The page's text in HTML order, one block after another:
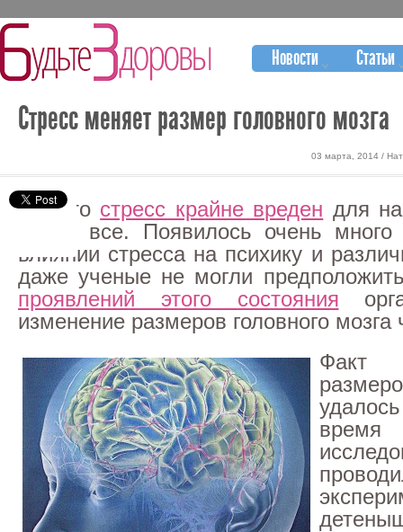
Новости Статьи
Стресс меняет размер головного мозга
03 марта, 2014 /
То, что стресс крайне вреден для
знают все. Появилось очень
влиянии стресса на психику и
даже ученые не могли
проявлений этого состояния
изменение размеров головного мозга
Факт